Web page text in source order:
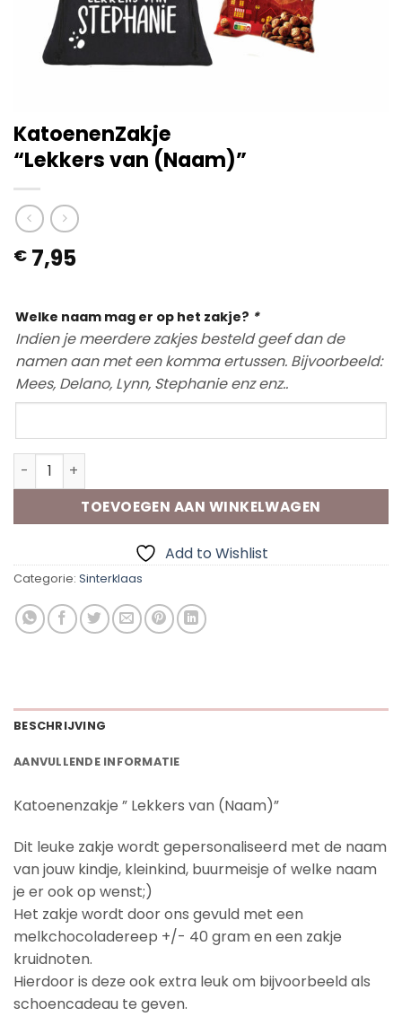
KatoenenZakje
“Lekkers van (Naam)”
€ 7,95
Welke naam mag er op het zakje? *
Indien je meerdere zakjes besteld geef dan de
namen aan met een komma ertussen. Bijvoorbeeld:
Mees, Delano, Lynn, Stephanie enz enz..
KatoenenZakje "Lekkers van (Naam)" aantal
TOEVOEGEN AAN WINKELWAGEN
Add to Wishlist
Categorie: Sinterklaas
BESCHRIJVING
AANVULLENDE INFORMATIE
Katoenenzakje ” Lekkers van (Naam)”
Dit leuke zakje wordt gepersonaliseerd met de naam
van jouw kindje, kleinkind, buurmeisje of welke naam
je er ook op wenst;)
Het zakje wordt door ons gevuld met een
melkchocoladereep +/- 40 gram en een zakje
kruidnoten.
Hierdoor is deze ook extra leuk om bijvoorbeeld als
schoencadeau te geven.